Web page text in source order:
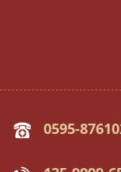
0595-